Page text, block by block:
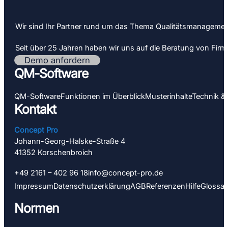
Wir sind Ihr Partner rund um das Thema
Seit über 25 Jahren haben wir uns auf die Beratung von
Demo anfordern
QM-Software
QM-SoftwareFunktionen im ÜberblickMuster­inhalteTechnik
Kontakt
Concept Pro
Johann-Georg-Halske-Straße 4
41352 Korschen­­broich
+49 2161 – 402 96 18info@concept-pro.de
ImpressumDatenschutz­­erklärungAGBReferenzenHilfeGlossar
Normen